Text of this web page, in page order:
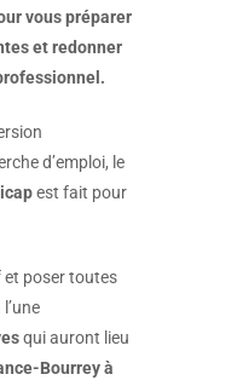
vous préparer
et redonner
d’emploi, le
est fait pour
et poser toutes
qui auront lieu
Bourrey à